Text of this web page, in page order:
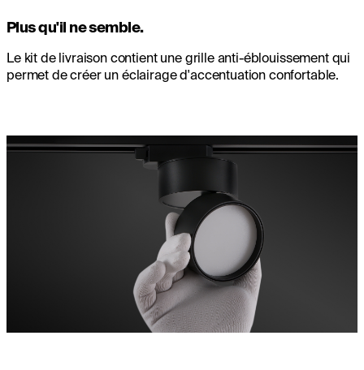
Plus qu'il ne semble.
Le kit de livraison contient une grille anti-éblouissement qui
permet de créer un éclairage d'accentuation confortable.